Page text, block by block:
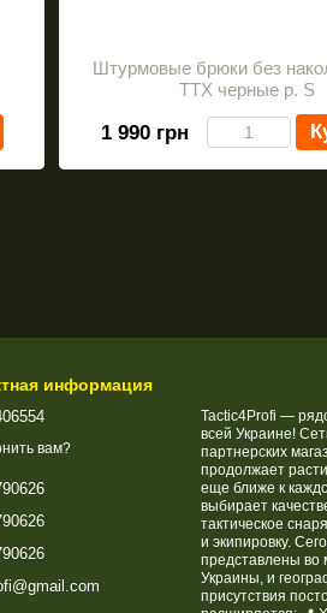
Штурмовые брюки без
ТТХ черные р. S
1 990 грн
информация
вам?
Tactic4Profi —
всей Украине! Сеть наших
партнерских
продолжает
еще ближе к
выбирает
тактическое
и экипировку. Сегодня мы
представлены во
Украины, и
присутствия